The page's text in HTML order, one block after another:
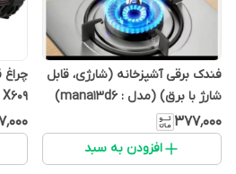
فندک برقی آشپزخانه (شارژی، قابل
شارژ با برق) (مدل : mana13d6)
۳۷۷٬۰۰۰
افزودن به سبد
X609 (مدل : mana13dl6)